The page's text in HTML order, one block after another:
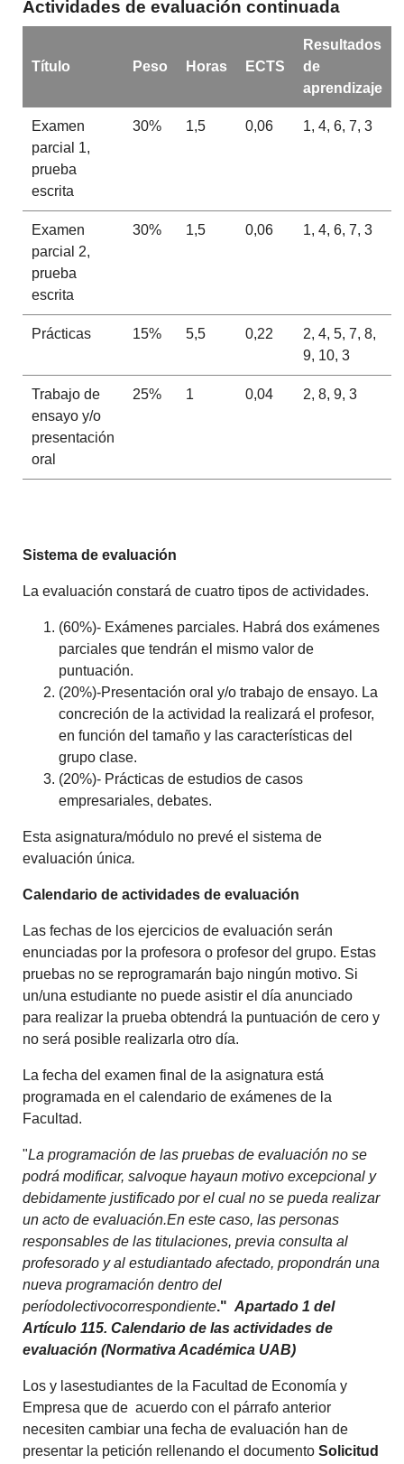
Actividades de evaluación continuada
Título Peso Horas ECTS
Resultados
de
aprendizaje
Examen
parcial 1,
prueba
escrita
30% 1,5 0,06 1, 4, 6, 7, 3
Examen
parcial 2,
prueba
escrita
30% 1,5 0,06 1, 4, 6, 7, 3
Prácticas 15% 5,5 0,22
2, 4, 5, 7, 8,
9, 10, 3
Trabajo de
ensayo y/o
presentación
oral
25% 1 0,04 2, 8, 9, 3
Sistema de evaluación
La evaluación constará de cuatro tipos de actividades.
(60%)- Exámenes parciales. Habrá dos exámenes
parciales que tendrán el mismo valor de
puntuación.
(20%)-Presentación oral y/o trabajo de ensayo. La
concreción de la actividad la realizará el profesor,
en función del tamaño y las características del
grupo clase.
(20%)- Prácticas de estudios de casos
empresariales, debates.
Esta asignatura/módulo no prevé el sistema de
evaluación única.
Calendario de actividades de evaluación
Las fechas de los ejercicios de evaluación serán
enunciadas por la profesora o profesor del grupo. Estas
pruebas no se reprogramarán bajo ningún motivo. Si
un/una estudiante no puede asistir el día anunciado
para realizar la prueba obtendrá la puntuación de cero y
no será posible realizarla otro día.
La fecha del examen final de la asignatura está
programada en el calendario de exámenes de la
Facultad.
"La programación de las pruebas de evaluación no se
podrá modificar, salvoque hayaun motivo excepcional y
debidamente justificado por el cual no se pueda realizar
un acto de evaluación.En este caso, las personas
responsables de las titulaciones, previa consulta al
profesorado y al estudiantado afectado, propondrán una
nueva programación dentro del
períodolectivocorrespondiente."Apartado 1 del
Artículo 115. Calendario de las actividades de
evaluación (Normativa Académica UAB)
Los y lasestudiantes de la Facultad de Economía y
Empresa que de acuerdo con el párrafo anterior
necesiten cambiar una fecha de evaluación han de
presentar la petición rellenando el documentoSolicitud